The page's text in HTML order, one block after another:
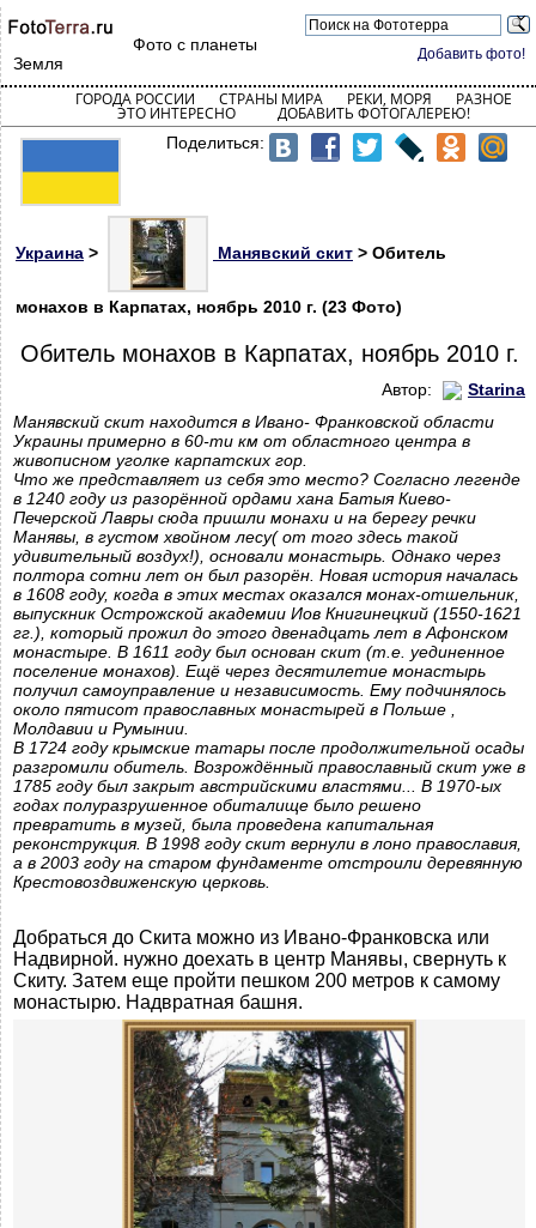
Добавить фото!
Фото с планеты
Земля
ГОРОДА РОССИИ СТРАНЫ МИРА РЕКИ, МОРЯ РАЗНОЕ
ЭТО ИНТЕРЕСНО ДОБАВИТЬ ФОТОГАЛЕРЕЮ!
Поделиться:
Украина > Манявский скит > Обитель
монахов в Карпатах, ноябрь 2010 г. (23 Фото)
Обитель монахов в Карпатах, ноябрь 2010 г.
Автор:
Starina
Манявский скит находится в Ивано- Франковской области
Украины примерно в 60-ти км от областного центра в
живописном уголке карпатских гор.
Что же представляет из себя это место? Согласно легенде
в 1240 году из разорённой ордами хана Батыя Киево-
Печерской Лавры сюда пришли монахи и на берегу речки
Манявы, в густом хвойном лесу( oт того здесь такой
удивительный воздух!), основали монастырь. Однако через
полтора сотни лет он был разорён. Новая история началась
в 1608 году, когда в этих местах оказался монах-отшельник,
выпускник Острожской академии Иов Книгинецкий (1550-1621
гг.), который прожил до этого двенадцать лет в Афонском
монастыре. В 1611 году был основан скит (т.е. уединенное
поселение монахов). Ещё через десятилетие монастырь
получил самоуправление и независимость. Ему подчинялось
около пятисот православных монастырей в Польше ,
Молдавии и Румынии.
В 1724 году крымские татары после продолжительной осады
разгромили обитель. Возрождённый православный скит уже в
1785 году был закрыт австрийскими властями... В 1970-ых
годах полуразрушенное обиталище было решено
превратить в музей, была проведена капитальная
реконструкция. В 1998 году скит вернули в лоно православия,
а в 2003 году на старом фундаменте отстроили деревянную
Крестовоздвиженскую церковь.
Добраться до Скита можно из Ивано-Франковска или
Надвирной. нужно доехать в центр Манявы, свернуть к
Скиту. Затем еще пройти пешком 200 метров к самому
монастырю. Надвратная башня.